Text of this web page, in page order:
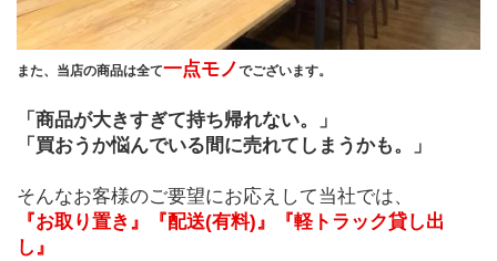
また、当店の商品は全て一点モノでございます。
「商品が大きすぎて持ち帰れない。」
「買おうか悩んでいる間に売れてしまうかも。」
そんなお客様のご要望にお応えして当社では、
『お取り置き』『配送(有料)』『軽トラック貸し出
し』